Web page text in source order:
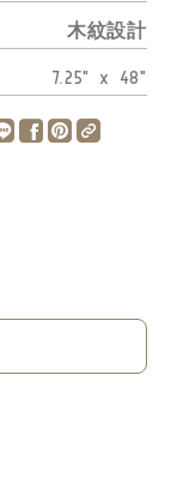
木紋設計
7.25" x 48"